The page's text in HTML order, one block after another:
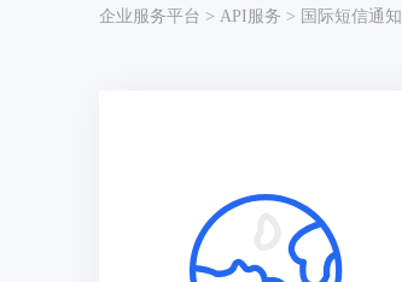
企业服务平台 > API服务 > 国际短信通知